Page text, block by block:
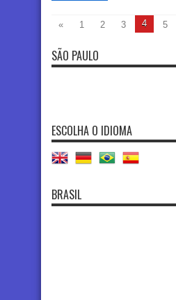
« 1 2 3 4 5
SÃO PAULO
ESCOLHA O IDIOMA
BRASIL